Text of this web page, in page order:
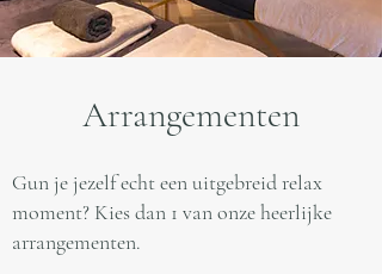
Arrangementen
Gun je jezelf echt een uitgebreid relax
moment? Kies dan 1 van onze heerlijke
arrangementen.